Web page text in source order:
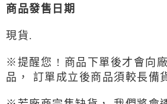
商品發售日期
現貨.
※提醒您 ! 商品下單後才會向
品， 訂單成立後商品須較長備